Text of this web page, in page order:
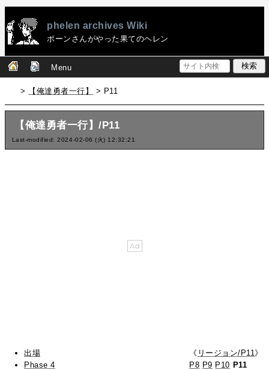
phelen archives Wiki
ポーンさんがやった果てのヘレン
Menu
> 【俺達勇者一行】 > P11
【俺達勇者一行】/P11
Last-modified: 2024-02-06 (火) 12:32:21
出場
Phase 4
《 リージョン/P11 》
P8 P9 P10 P11